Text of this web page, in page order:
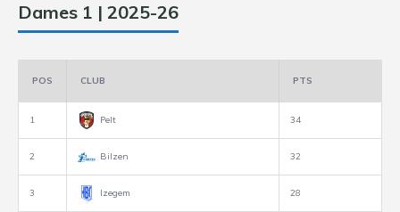
Dames 1 | 2025-26
POS CLUB PTS
1 Pelt 34
2 Bilzen 32
3 Izegem 28